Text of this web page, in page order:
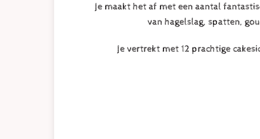
Je maakt het af met een aantal
van hagelslag, spatten,
Je vertrekt met 12 prachtige